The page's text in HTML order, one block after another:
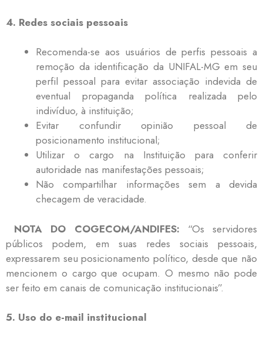
4. Redes sociais pessoais
Recomenda-se aos usuários de perfis pessoais a
remoção da identificação da UNIFAL-MG em seu
perfil pessoal para evitar associação indevida de
eventual propaganda política realizada pelo
indivíduo, à instituição;
Evitar confundir opinião pessoal de
posicionamento institucional;
Utilizar o cargo na Instituição para conferir
autoridade nas manifestações pessoais;
Não compartilhar informações sem a devida
checagem de veracidade.
NOTA DO COGECOM/ANDIFES: “Os servidores
públicos podem, em suas redes sociais pessoais,
expressarem seu posicionamento político, desde que não
mencionem o cargo que ocupam. O mesmo não pode
ser feito em canais de comunicação institucionais”.
5. Uso do e-mail institucional